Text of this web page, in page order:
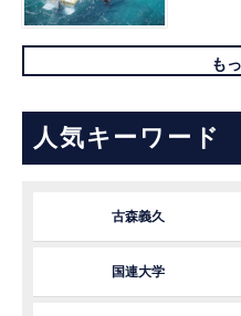
も
人気キーワード
古森義久
国連大学